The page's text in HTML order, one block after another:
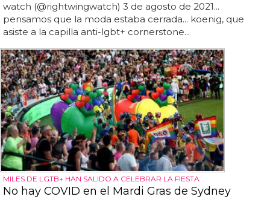
watch (@rightwingwatch) 3 de agosto de 2021...
pensamos que la moda estaba cerrada... koenig, que
asiste a la capilla anti-lgbt+ cornerstone...
MILES DE LGTB+ HAN SALIDO A CELEBRAR LA FIESTA
No hay COVID en el Mardi Gras de Sydney